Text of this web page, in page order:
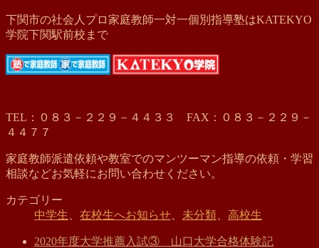
下関市の社会人プロ家庭教師一対一個別指導塾はKATEKYO
学院下関駅前校まで
TEL：０８３－２２９－４４３３ FAX：０８３－２２９－
４４７７
家庭教師派遣依頼や教室でのマンツーマン指導の依頼・学習
相談などお気軽にお問い合わせください。
カテゴリー
中学生
在校生へお知らせ 未分類 高校生
2020年度大学推薦入試③ 山口大学合格体験記